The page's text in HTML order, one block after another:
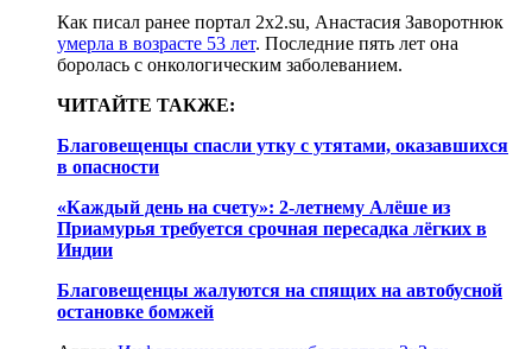
Как писал ранее портал 2х2.su, Анастасия Заворотнюк
умерла в возрасте 53 лет. Последние пять лет она
боролась с онкологическим заболеванием.
ЧИТАЙТЕ ТАКЖЕ:
Благовещенцы спасли утку с утятами, оказавшихся
в опасности
«Каждый день на счету»: 2-летнему Алёше из
Приамурья требуется срочная пересадка лёгких в
Индии
Благовещенцы жалуются на спящих на автобусной
остановке бомжей